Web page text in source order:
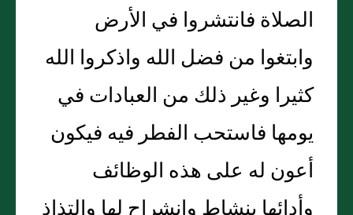
الصلاة فانتشروا في الأرض
وابتغوا من فضل الله واذكروا الله
كثيرا وغير ذلك من العبادات في
يومها فاستحب الفطر فيه فيكون
أعون له على هذه الوظائف